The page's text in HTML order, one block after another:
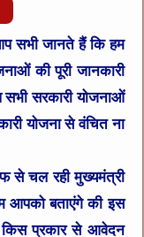
सभी जानते हैं कि हम
की पूरी जानकारी
सरकारी योजनाओं
योजना से वंचित ना
से चल रहीमुख्यमंत्री
आपको बताएंगे की इस
प्रकार से आवेदन